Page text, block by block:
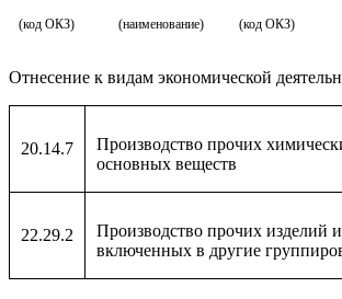
(код ОКЗ) (наименование) (код ОКЗ)
Отнесение к видам экономической
20.14.7
Производство прочих
основных веществ
22.29.2
Производство прочих изделий
включенных в другие